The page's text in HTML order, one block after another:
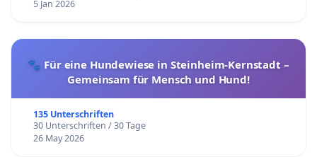
5 Jan 2026
🐾 Für eine Hundewiese in Steinheim-Kernstadt –
Gemeinsam für Mensch und Hund!
135 Unterschriften
30 Unterschriften / 30 Tage
26 May 2026